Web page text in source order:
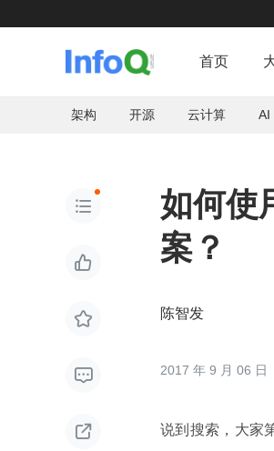
首页
架构 开源 云计算 AI





如何使
案？
陈智发
2017 年 9 月 06 日
说到搜索，大家